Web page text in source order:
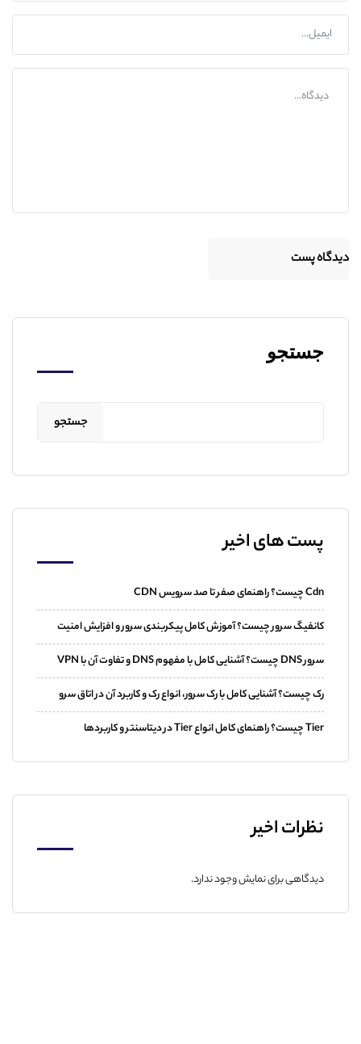
جستجو
جستجو
پست های اخیر
Cdn چیست؟ راهنمای صفر تا صد سرویس CDN
کانفیگ سرور چیست؟ آموزش کامل پیکربندی سرور و افزایش امنیت
سرور DNS چیست؟ آشنایی کامل با مفهوم DNS و تفاوت آن با VPN
رک چیست؟ آشنایی کامل با رک سرور، انواع رک و کاربرد آن در اتاق سرو
Tier چیست؟ راهنمای کامل انواع Tier در دیتاسنتر و کاربردها
نظرات اخیر
دیدگاهی برای نمایش وجود ندارد.